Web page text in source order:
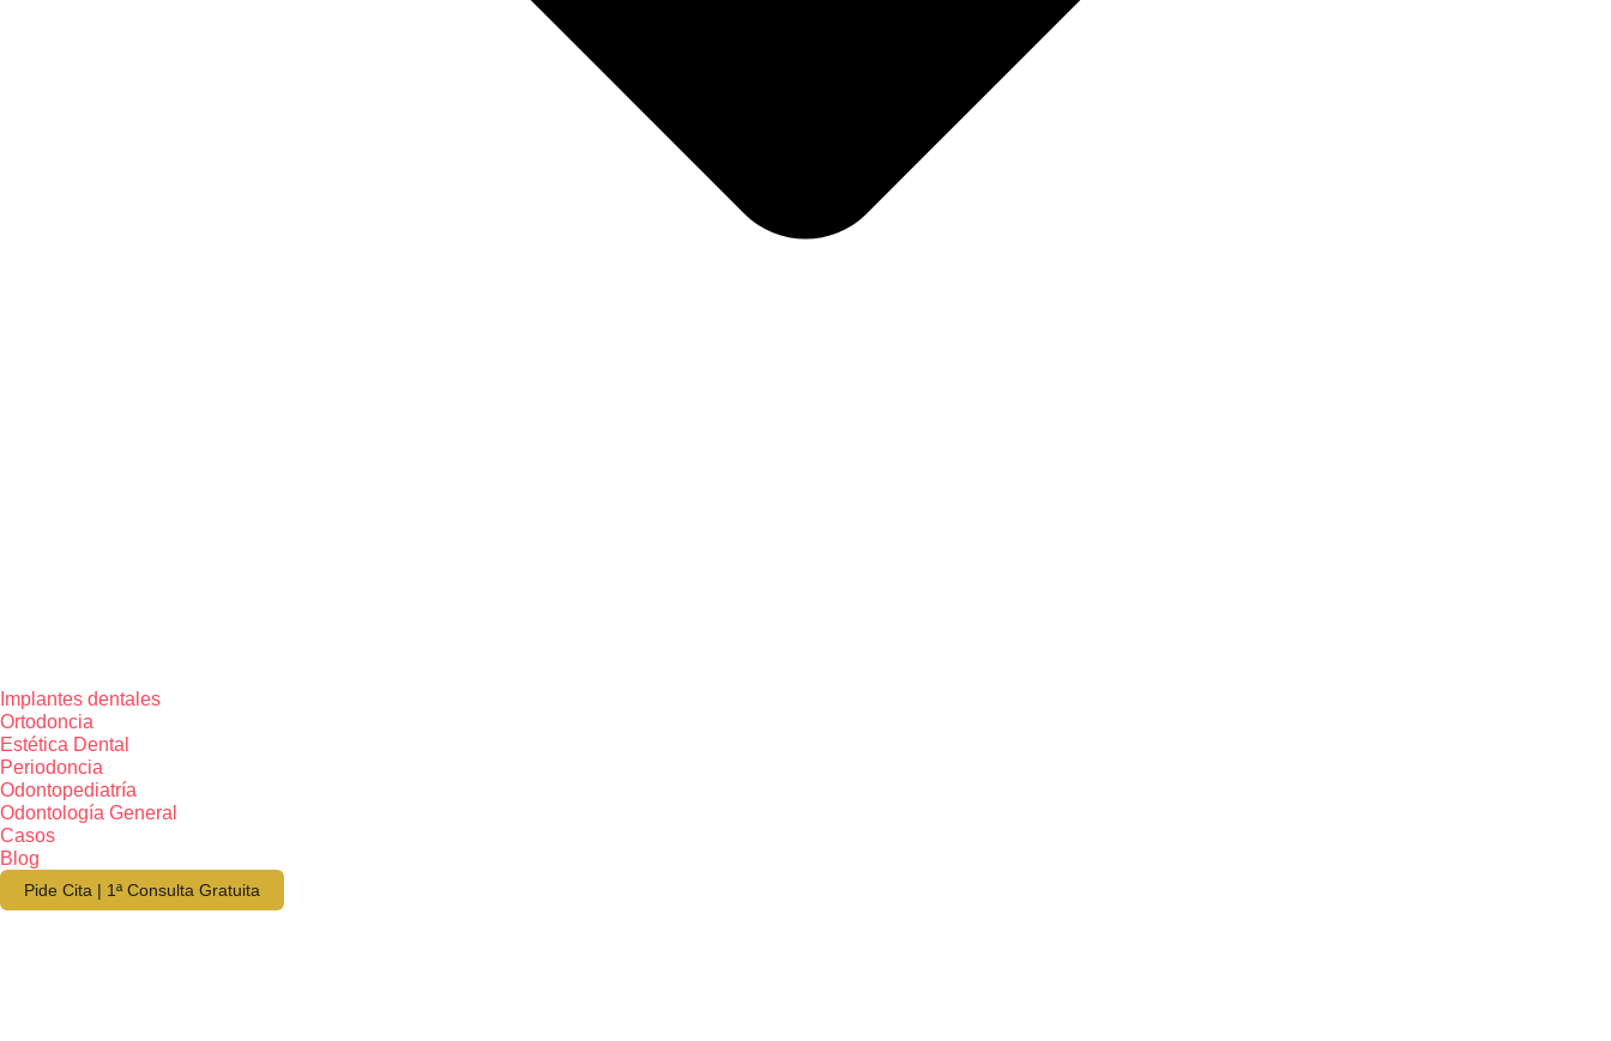
Implantes dentales
Ortodoncia
Estética Dental
Periodoncia
Odontopediatría
Odontología General
Casos
Blog
Pide Cita | 1ª Consulta Gratuita